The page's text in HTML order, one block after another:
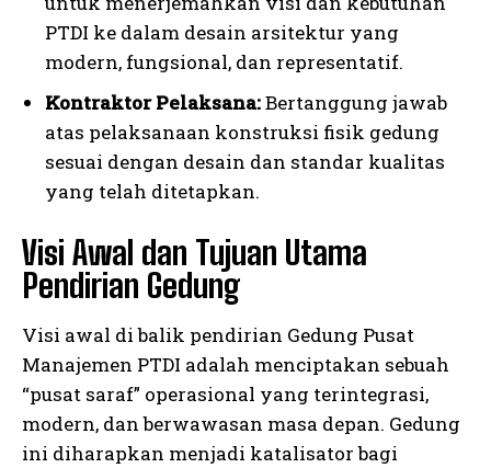
PTDI ke dalam desain arsitektur yang
modern, fungsional, dan representatif.
Kontraktor Pelaksana:Bertanggung jawab
atas pelaksanaan konstruksi fisik gedung
sesuai dengan desain dan standar kualitas
yang telah ditetapkan.
Visi Awal dan Tujuan Utama
Pendirian Gedung
Visi awal di balik pendirian Gedung Pusat
Manajemen PTDI adalah menciptakan sebuah
“pusat saraf” operasional yang terintegrasi,
modern, dan berwawasan masa depan. Gedung
ini diharapkan menjadi katalisator bagi